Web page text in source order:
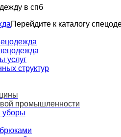
Перейдите к каталогу
услуг
структур
промышленности
уборы